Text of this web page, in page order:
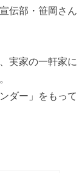
伝部・笹岡さん
実家の一軒家に
ダー」をもって